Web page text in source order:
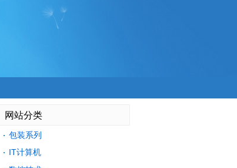
网站分类
包装系列
IT计算机